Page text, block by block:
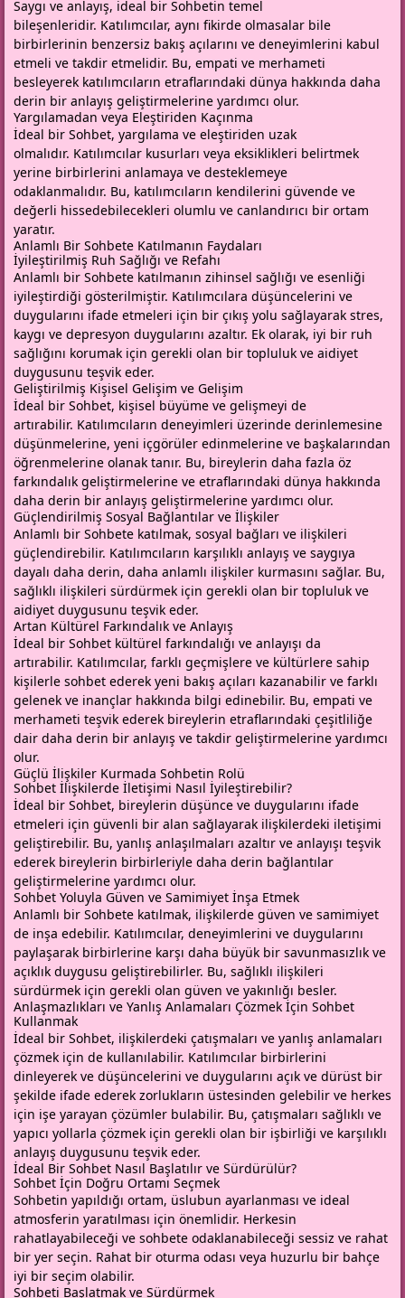
Saygı ve anlayış, ideal bir Sohbetin temel
bileşenleridir. Katılımcılar, aynı fikirde olmasalar bile
birbirlerinin benzersiz bakış açılarını ve deneyimlerini kabul
etmeli ve takdir etmelidir. Bu, empati ve merhameti
besleyerek katılımcıların etraflarındaki dünya hakkında daha
derin bir anlayış geliştirmelerine yardımcı olur.
Yargılamadan veya Eleştiriden Kaçınma
İdeal bir Sohbet, yargılama ve eleştiriden uzak
olmalıdır. Katılımcılar kusurları veya eksiklikleri belirtmek
yerine birbirlerini anlamaya ve desteklemeye
odaklanmalıdır. Bu, katılımcıların kendilerini güvende ve
değerli hissedebilecekleri olumlu ve canlandırıcı bir ortam
yaratır.
Anlamlı Bir Sohbete Katılmanın Faydaları
İyileştirilmiş Ruh Sağlığı ve Refahı
Anlamlı bir Sohbete katılmanın zihinsel sağlığı ve esenliği
iyileştirdiği gösterilmiştir. Katılımcılara düşüncelerini ve
duygularını ifade etmeleri için bir çıkış yolu sağlayarak stres,
kaygı ve depresyon duygularını azaltır. Ek olarak, iyi bir ruh
sağlığını korumak için gerekli olan bir topluluk ve aidiyet
duygusunu teşvik eder.
Geliştirilmiş Kişisel Gelişim ve Gelişim
İdeal bir Sohbet, kişisel büyüme ve gelişmeyi de
artırabilir. Katılımcıların deneyimleri üzerinde derinlemesine
düşünmelerine, yeni içgörüler edinmelerine ve başkalarından
öğrenmelerine olanak tanır. Bu, bireylerin daha fazla öz
farkındalık geliştirmelerine ve etraflarındaki dünya hakkında
daha derin bir anlayış geliştirmelerine yardımcı olur.
Güçlendirilmiş Sosyal Bağlantılar ve İlişkiler
Anlamlı bir Sohbete katılmak, sosyal bağları ve ilişkileri
güçlendirebilir. Katılımcıların karşılıklı anlayış ve saygıya
dayalı daha derin, daha anlamlı ilişkiler kurmasını sağlar. Bu,
sağlıklı ilişkileri sürdürmek için gerekli olan bir topluluk ve
aidiyet duygusunu teşvik eder.
Artan Kültürel Farkındalık ve Anlayış
İdeal bir Sohbet kültürel farkındalığı ve anlayışı da
artırabilir. Katılımcılar, farklı geçmişlere ve kültürlere sahip
kişilerle sohbet ederek yeni bakış açıları kazanabilir ve farklı
gelenek ve inançlar hakkında bilgi edinebilir. Bu, empati ve
merhameti teşvik ederek bireylerin etraflarındaki çeşitliliğe
dair daha derin bir anlayış ve takdir geliştirmelerine yardımcı
olur.
Güçlü İlişkiler Kurmada Sohbetin Rolü
Sohbet İlişkilerde İletişimi Nasıl İyileştirebilir?
İdeal bir Sohbet, bireylerin düşünce ve duygularını ifade
etmeleri için güvenli bir alan sağlayarak ilişkilerdeki iletişimi
geliştirebilir. Bu, yanlış anlaşılmaları azaltır ve anlayışı teşvik
ederek bireylerin birbirleriyle daha derin bağlantılar
geliştirmelerine yardımcı olur.
Sohbet Yoluyla Güven ve Samimiyet İnşa Etmek
Anlamlı bir Sohbete katılmak, ilişkilerde güven ve samimiyet
de inşa edebilir. Katılımcılar, deneyimlerini ve duygularını
paylaşarak birbirlerine karşı daha büyük bir savunmasızlık ve
açıklık duygusu geliştirebilirler. Bu, sağlıklı ilişkileri
sürdürmek için gerekli olan güven ve yakınlığı besler.
Anlaşmazlıkları ve Yanlış Anlamaları Çözmek İçin Sohbet
Kullanmak
İdeal bir Sohbet, ilişkilerdeki çatışmaları ve yanlış anlamaları
çözmek için de kullanılabilir. Katılımcılar birbirlerini
dinleyerek ve düşüncelerini ve duygularını açık ve dürüst bir
şekilde ifade ederek zorlukların üstesinden gelebilir ve herkes
için işe yarayan çözümler bulabilir. Bu, çatışmaları sağlıklı ve
yapıcı yollarla çözmek için gerekli olan bir işbirliği ve karşılıklı
anlayış duygusunu teşvik eder.
İdeal Bir Sohbet Nasıl Başlatılır ve Sürdürülür?
Sohbet İçin Doğru Ortamı Seçmek
Sohbetin yapıldığı ortam, üslubun ayarlanması ve ideal
atmosferin yaratılması için önemlidir. Herkesin
rahatlayabileceği ve sohbete odaklanabileceği sessiz ve rahat
bir yer seçin. Rahat bir oturma odası veya huzurlu bir bahçe
iyi bir seçim olabilir.
Sohbeti Başlatmak ve Sürdürmek